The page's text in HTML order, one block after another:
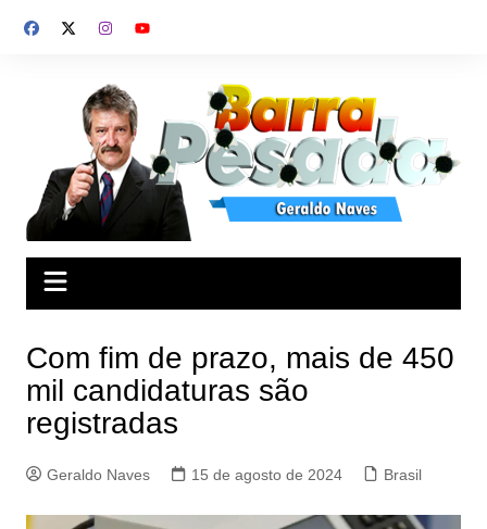
para
Com fim de prazo, mais de 450
mil candidaturas são
registradas
Geraldo Naves 15 de agosto de 2024 Brasil